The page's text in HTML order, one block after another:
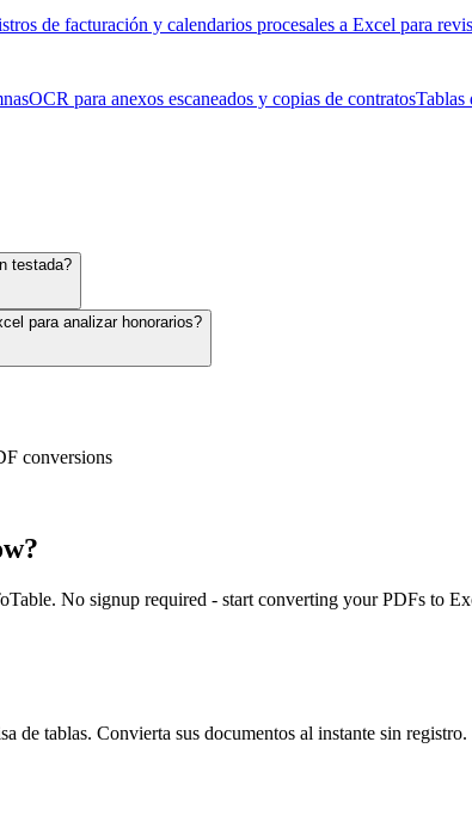
de facturación y calendarios procesales a Excel para
OCR para anexos escaneados y copias de contratosTablas
testada?
para analizar honorarios?
conversions
No signup required - start converting your PDFs to
de tablas. Convierta sus documentos al instante sin registro.